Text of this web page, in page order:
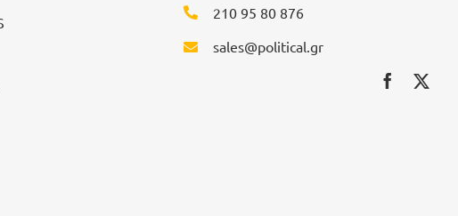
210 95 80 876
sales@political.gr